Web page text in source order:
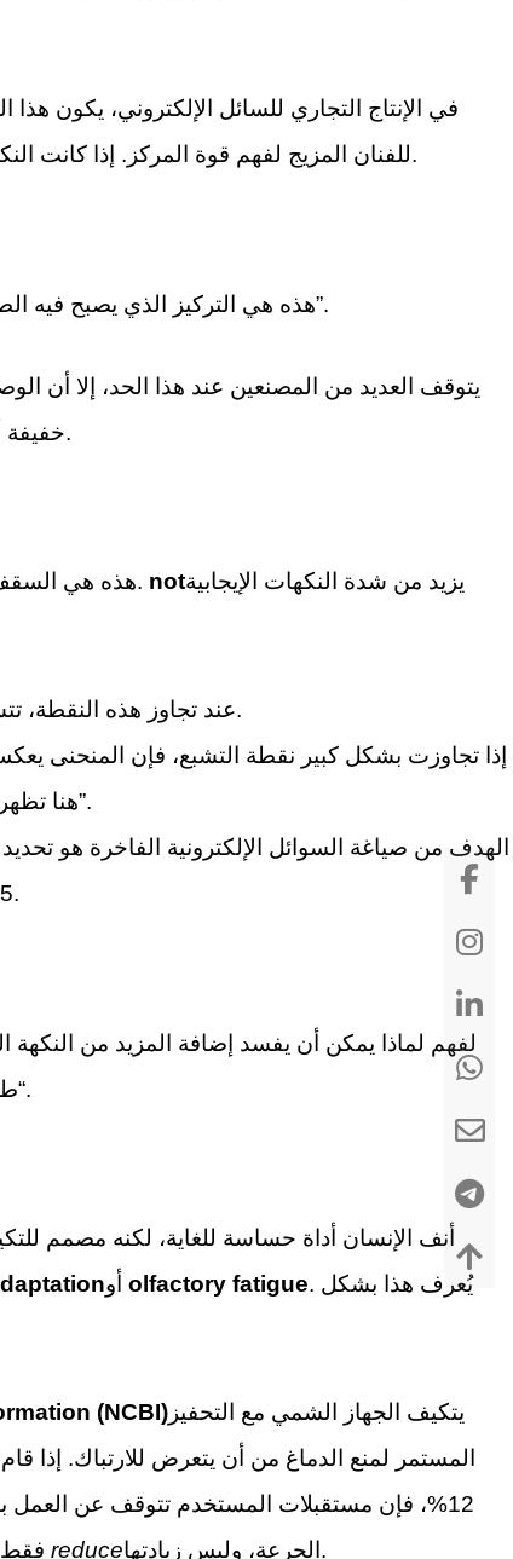
في الإنتاج التجاري للسائل الإلكتروني، يكون
للفنان المزيج لفهم قوة المركز. إذا كانت النكهة لها حد اكتشاف منخفض جدًا، فهي “قوية” وتتطلب التعامل بحذر.
هذه هي التركيز الذي يصبح فيه الطعم واضحًا، حيث يمكن للمستهلك تذوق “الفراولة” أو “الكاسترد بالفانيليا”.
يتوقف العديد من المصنعين عند هذا الحد، إلا أن
خفيفة أو مائية، حيث تتواجد النكهة، لكنها تفتقر إلى العمق والشعور بالفم.
هذه هي السقف الحرج، وهو التركيز الذي عند زيادته أكثر، لا فائدة منه أو قد يضر المنتج. notيزيد من شدة النكهات الإيجابية
عند تجاوز هذه النقطة، تتسطح منحنى النكهة، وتصبح التجربة أقل حدة وتوازنًا.
إذا تجاوزت بشكل كبير نقطة التشبع، فإن المنحنى
هنا تظهر النغمات الكيميائية غير المرغوب فيها، والحدة، والصفات “العطرية”.
الهدف من صياغة السوائل الإلكترونية الفاخرة هو
0.5% إلى 1% — للتموضع بشكل مريح في منطقة الكفاءة القصوى.
لفهم لماذا يمكن أن يفسد إضافة المزيد من
“طعم” (يحدث على اللسان)، بل هي تفاعل معقد بين نظامي التذوق والشم.
أنف الإنسان أداة حساسة للغاية، لكنه مصمم
olfactory fatigue. يُعرف هذا بشكل
(NCBI)يتكيف الجهاز الشمي مع التحفيز
12%، فإن مستقبلات المستخدم تتوقف عن العمل
reduce الجرعة، وليس زيادتها.